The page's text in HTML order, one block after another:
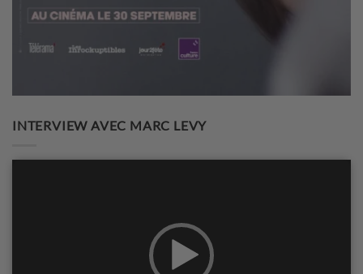
INTERVIEW AVEC MARC LEVY